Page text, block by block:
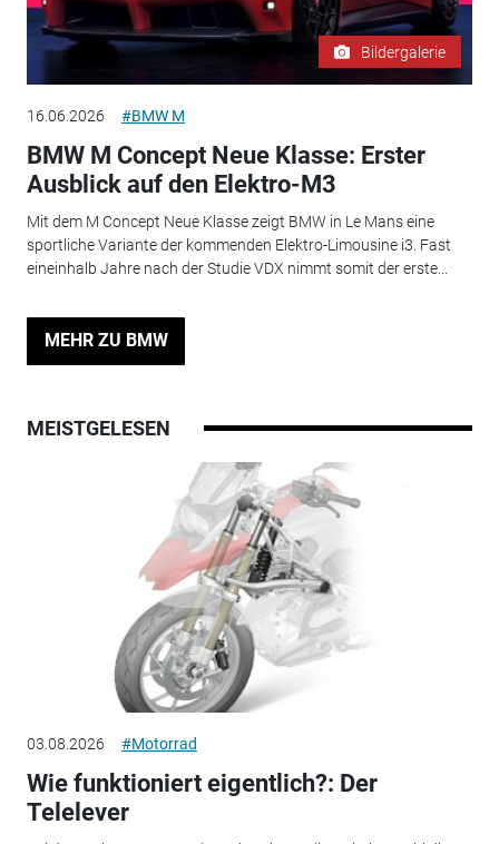
Bildergalerie
16.06.2026 #BMW M
BMW M Concept Neue Klasse: Erster
Ausblick auf den Elektro-M3
Mit dem M Concept Neue Klasse zeigt BMW in Le Mans eine
sportliche Variante der kommenden Elektro-Limousine i3. Fast
eineinhalb Jahre nach der Studie VDX nimmt somit der erste...
MEHR ZU BMW
MEISTGELESEN
03.08.2026 #Motorrad
Wie funktioniert eigentlich?: Der
Telelever